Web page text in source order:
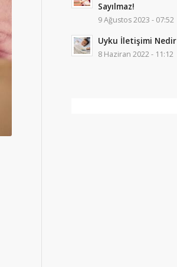
Sayılmaz!
9 Ağustos 2023 - 07:52
Uyku İletişimi Nedir
8 Haziran 2022 - 11:12